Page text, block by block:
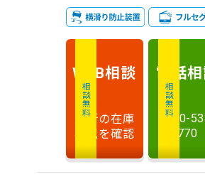
相談無料
WEB相談
最新の在庫
状況を確認
相談無料
電話
0120-
770